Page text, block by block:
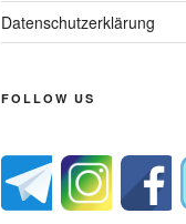
Datenschutzerklärung
FOLLOW US